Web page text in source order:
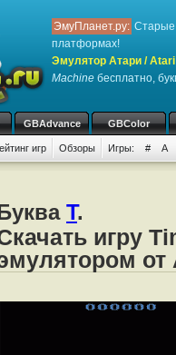
ЭмуПланет.ру: Старые
платформах!
Эмулятор Атари /
Machine бесплатно,
GBAdvance GBColor
игр Обзоры Игры: # A
T.
игру
от